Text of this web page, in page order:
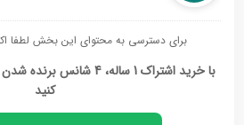
برای دسترسی به محتوای این بخش لطفا
با خرید اشتراک 1 ساله،
کنید